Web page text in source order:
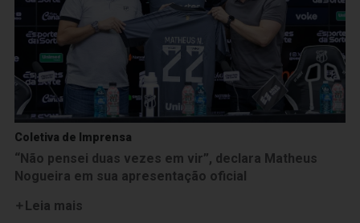
Coletiva de Imprensa
“Não pensei duas vezes em vir”, declara Matheus
Nogueira em sua apresentação oficial
Leia mais